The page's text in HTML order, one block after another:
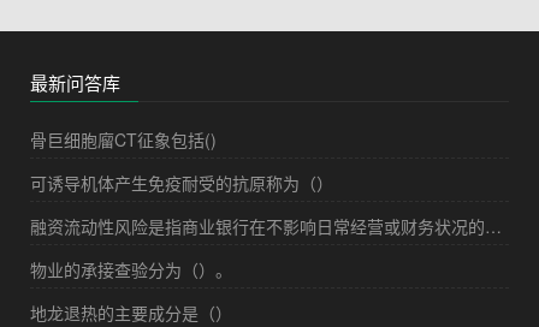
最新问答库
骨巨细胞廇CT征象包括()
可诱导机体产生免疫耐受的抗原称为（）
融资流动性风险是指商业银行在不影响日常经营或财务状况的情况下，无法及时有效满足资金需求的风险。（）
物业的承接查验分为（）。
地龙退热的主要成分是（）